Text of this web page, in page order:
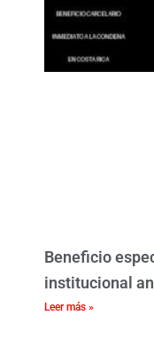
Beneficio
institucional
Leer más »